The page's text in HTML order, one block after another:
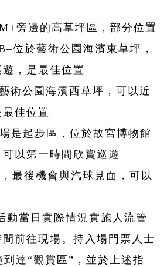
旁邊的高草坪區，部分位置
位於藝術公園海濱東草坪，
，是最佳位置
術公園海濱西草坪，可以近
佳位置
是起步區，位於故宮博物館
以第一時間欣賞巡遊
最後機會與汽球見面，可以
動當日實際情況實施人流管
前往現場。持入場門票人士
達“觀賞區”，並於上述指